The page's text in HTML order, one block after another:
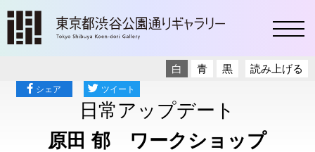
読み上げる
白 青 黒
シェア ツイート
日常アップデート
原田 郁 ワークショップ